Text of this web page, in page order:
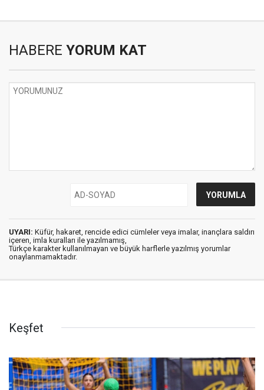
HABERE YORUM KAT
UYARI: Küfür, hakaret, rencide edici cümleler veya imalar, inançlara saldırı
içeren, imla kuralları ile yazılmamış,
Türkçe karakter kullanılmayan ve büyük harflerle yazılmış yorumlar
onaylanmamaktadır.
Keşfet